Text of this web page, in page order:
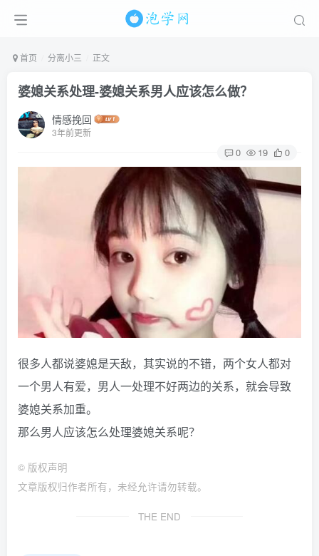
首页 分离小三 正文
婆媳关系处理-婆媳关系男人应该怎么做？
情感挽回
3年前更新
0 19 0
很多人都说婆媳是天敌，其实说的不错，两个女人都对
一个男人有爱，男人一处理不好两边的关系，就会导致
婆媳关系加重。
那么男人应该怎么处理婆媳关系呢？
© 版权声明
文章版权归作者所有，未经允许请勿转载。
THE END